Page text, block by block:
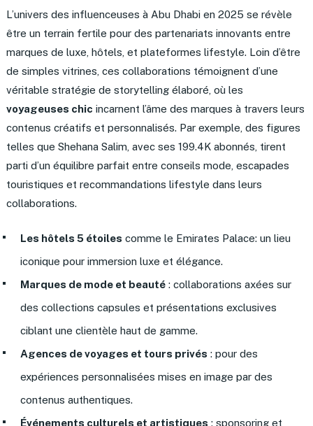
L’univers des influenceuses à Abu Dhabi en 2025 se révèle
être un terrain fertile pour des partenariats innovants entre
marques de luxe, hôtels, et plateformes lifestyle. Loin d’être
de simples vitrines, ces collaborations témoignent d’une
véritable stratégie de storytelling élaboré, où les
voyageuses chic incarnent l’âme des marques à travers leurs
contenus créatifs et personnalisés. Par exemple, des figures
telles que Shehana Salim, avec ses 199.4K abonnés, tirent
parti d’un équilibre parfait entre conseils mode, escapades
touristiques et recommandations lifestyle dans leurs
collaborations.
Les hôtels 5 étoiles comme le Emirates Palace: un lieu
iconique pour immersion luxe et élégance.
Marques de mode et beauté: collaborations axées sur
des collections capsules et présentations exclusives
ciblant une clientèle haut de gamme.
Agences de voyages et tours privés : pour des
expériences personnalisées mises en image par des
contenus authentiques.
Événements culturels et artistiques : sponsoring et